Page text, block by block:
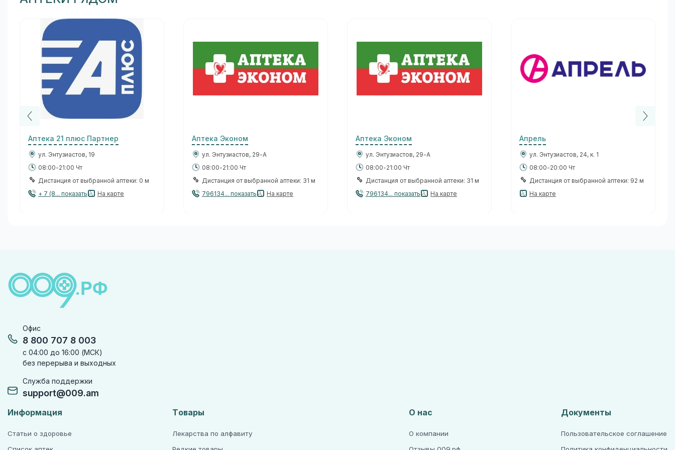
Аптека 21 плюс Партнер
ул. Энтузиастов, 19
08:00-21:00 Чт
Дистанция от выбранной аптеки: 0 м
+ 7 (8... показать
На карте
Аптека Эконом
ул. Энтузиастов, 29-А
08:00-21:00 Чт
Дистанция от выбранной аптеки: 31 м
796134... показать
На карте
Аптека Эконом
ул. Энтузиастов, 29-А
08:00-21:00 Чт
Дистанция от выбранной аптеки: 31 м
796134... показать
На карте
Апрель
ул. Энтузиастов, 24, к. 1
08:00-20:00 Чт
Дистанция от выбранной аптеки: 92 м
На карте
Офис
8 800 707 8 003
с 04:00 до 16:00 (МСК)
без перерыва и выходных
Служба поддержки
support@009.am
Информация
Статьи о здоровье
Товары
Лекарства по алфавиту
О нас
О компании
Документы
Пользовательское соглашение